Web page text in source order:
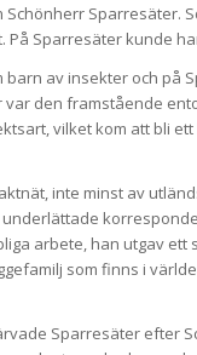
Schönherr
På Sparresäter kunde
av insekter och på
den framstående
vilket kom att bli
inte minst av
arbete, han utgav
som finns i
Sparresäter efter